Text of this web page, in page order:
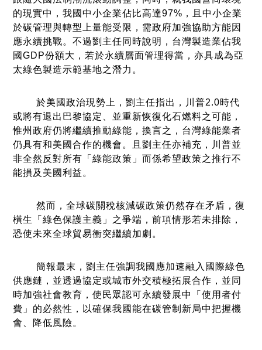
的現實中，我國中小企業佔比高達97%，且中小企業
於碳管理與轉型上量能受限，需政府加強協助方能因
應永續挑戰。不過劉主任同時說明，台灣製造業佔我
國GDP份額大，若於永續層面管理得當，亦具成為亞
太綠色製造示範基地之潛力。
於美國政治現勢上，劉主任指出，川普2.0時代
或將有退出巴黎協定、並重新恢復化石燃料之可能，
惟州政府仍將繼續推動綠能，換言之，台灣綠能業者
仍具有和美國合作的機會。且劉主任亦補充，川普並
非全然反對所有「綠能政策」而係希望政策之推行不
能損及美國利益。
然而，全球碳關稅核減碳政策仍然存在矛盾，復
橫生「綠色保護主義」之爭端，前項情形若未排除，
恐使未來全球貿易衝突繼續加劇。
簡報最末，劉主任強調我國應加速融入國際綠色
供應鏈，並透過協定或城市外交積極拓展合作，並同
時加強社會教育，使民眾認可永續發展中「使用者付
費」的必然性，以確保我國能在碳管制新局中把握機
會、降低風險。